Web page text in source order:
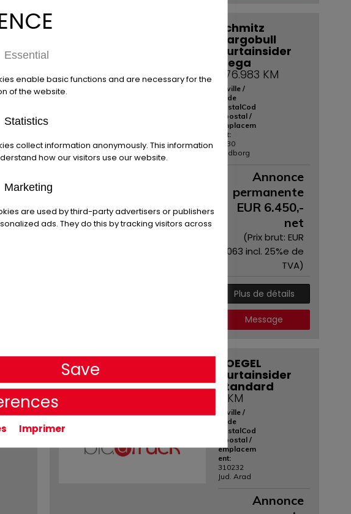
,-
net
Schmitz
Cargobull
Curtainsider
Mega
576.983 KM
la ville /
code
postalCod
e postal /
emplacem
ent:
6330
Padborg
Annonce
permanente
EUR 6.450,-
net
(Prix ​​brut: EUR
8.063 incl. 25%e de
TVA)
Plus de détails
Message
une photo est requise KOEGEL
Curtainsider
Standard
0 KM
la ville /
code
postalCod
e postal /
emplacem
ent:
310232
Jud. Arad
Annonce
Essential
enable basic functions and are necessary for the
of the website.
Statistics
collect information anonymously. This information
how our visitors use our website.
Marketing
are used by third-party advertisers or publishers
ads. They do this by tracking visitors across
Save
Imprimer